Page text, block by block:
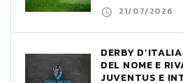
21/07/2026
DERBY
DEL NOME E
JUVENTUS E